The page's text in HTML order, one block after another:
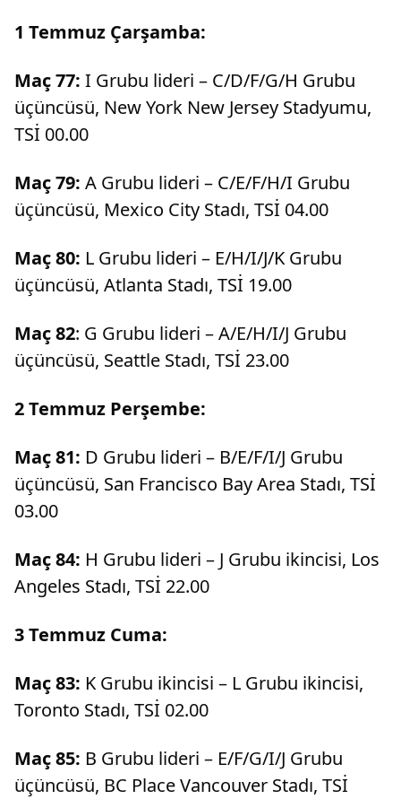
1 Temmuz Çarşamba:
Maç 77: I Grubu lideri – C/D/F/G/H Grubu
üçüncüsü, New York New Jersey Stadyumu,
TSİ 00.00
Maç 79: A Grubu lideri – C/E/F/H/I Grubu
üçüncüsü, Mexico City Stadı, TSİ 04.00
Maç 80: L Grubu lideri – E/H/I/J/K Grubu
üçüncüsü, Atlanta Stadı, TSİ 19.00
Maç 82: G Grubu lideri – A/E/H/I/J Grubu
üçüncüsü, Seattle Stadı, TSİ 23.00
2 Temmuz Perşembe:
Maç 81: D Grubu lideri – B/E/F/I/J Grubu
üçüncüsü, San Francisco Bay Area Stadı, TSİ
03.00
Maç 84: H Grubu lideri – J Grubu ikincisi, Los
Angeles Stadı, TSİ 22.00
3 Temmuz Cuma:
Maç 83: K Grubu ikincisi – L Grubu ikincisi,
Toronto Stadı, TSİ 02.00
Maç 85: B Grubu lideri – E/F/G/I/J Grubu
üçüncüsü, BC Place Vancouver Stadı, TSİ